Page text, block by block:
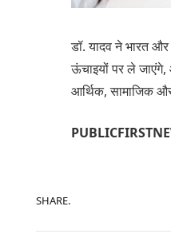
डॉ. यादव ने भारत
ऊंचाइयों पर ले
आर्थिक, सामाजिक और
SHARE.